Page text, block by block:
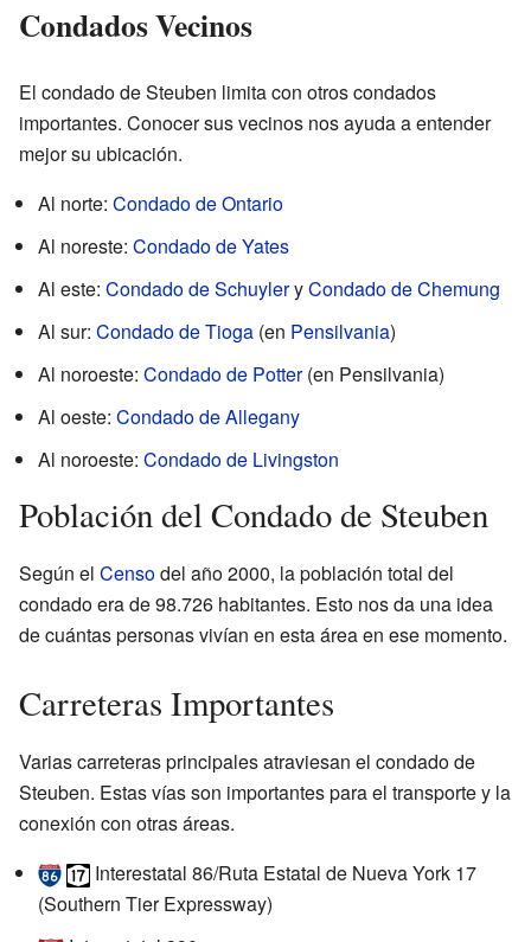
Condados Vecinos
El condado de Steuben limita con otros condados
importantes. Conocer sus vecinos nos ayuda a entender
mejor su ubicación.
Al norte: Condado de Ontario
Al noreste: Condado de Yates
Al este: Condado de SchuyleryCondado de Chemung
Al sur: Condado de Tioga (en Pensilvania)
Al noroeste: Condado de Potter(en Pensilvania)
Al oeste: Condado de Allegany
Al noroeste: Condado de Livingston
Población del Condado de Steuben
Según el Censodel año 2000, la población total del
condado era de 98.726 habitantes. Esto nos da una idea
de cuántas personas vivían en esta área en ese momento.
Carreteras Importantes
Varias carreteras principales atraviesan el condado de
Steuben. Estas vías son importantes para el transporte y la
conexión con otras áreas.
Interestatal 86/Ruta Estatal de Nueva York 17
(Southern Tier Expressway)